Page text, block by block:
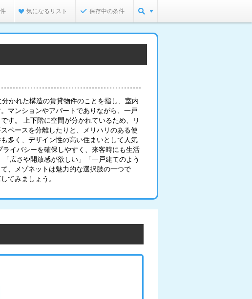
気になるリスト 保存中の条件
かれた構造の賃貸物件のことを指し、室内
マンションやアパートでありながら、一戸
す。 上下階に空間が分かれているため、リ
ペースを分離したりと、メリハリのある使
多く、デザイン性の高い住まいとして人気
イバシーを確保しやすく、来客時にも生活
広さや開放感が欲しい」「一戸建てのよう
、メゾネットは魅力的な選択肢の一つで
てみましょう。